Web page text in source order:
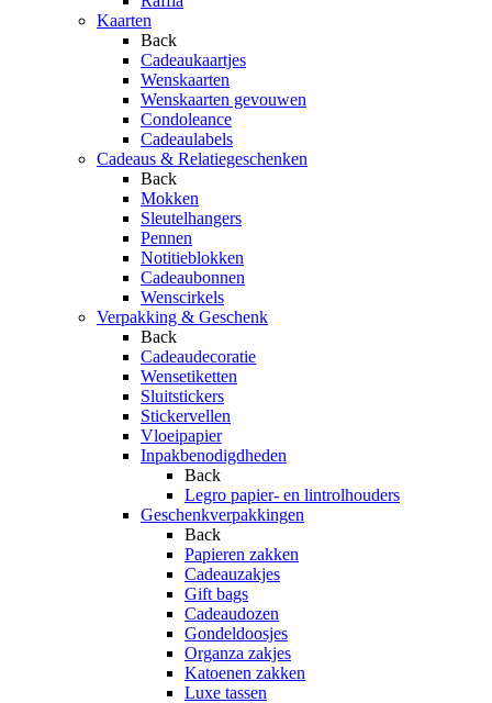
Kaarten
Back
Cadeaukaartjes
Wenskaarten
Wenskaarten gevouwen
Condoleance
Cadeaulabels
Cadeaus & Relatiegeschenken
Back
Mokken
Sleutelhangers
Pennen
Notitieblokken
Cadeaubonnen
Wenscirkels
Verpakking & Geschenk
Back
Cadeaudecoratie
Wensetiketten
Sluitstickers
Stickervellen
Vloeipapier
Inpakbenodigdheden
Back
Legro papier- en lintrolhouders
Geschenkverpakkingen
Back
Papieren zakken
Cadeauzakjes
Gift bags
Cadeaudozen
Gondeldoosjes
Organza zakjes
Katoenen zakken
Luxe tassen